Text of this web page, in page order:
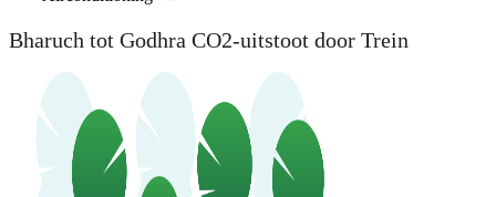
Bharuch tot Godhra CO2-uitstoot door Trein